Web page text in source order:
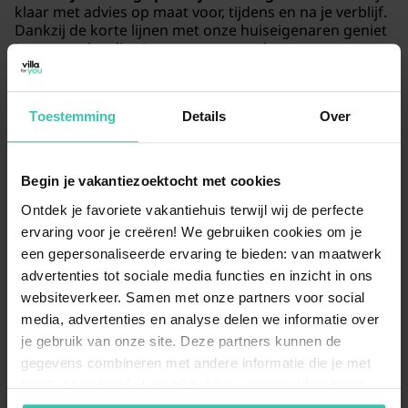
Toestemming Details Over
Begin je vakantiezoektocht met cookies
Ontdek je favoriete vakantiehuis terwijl wij de perfecte
ervaring voor je creëren! We gebruiken cookies om je
een gepersonaliseerde ervaring te bieden: van maatwerk
advertenties tot sociale media functies en inzicht in ons
websiteverkeer. Samen met onze partners voor social
media, advertenties en analyse delen we informatie over
je gebruik van onze site. Deze partners kunnen de
gegevens combineren met andere informatie die je met
hen hebt gedeeld of die zij hebben verzameld op basis
klaar met advies op maat voor, tijdens en na je verblijf.
Dankzij de korte lijnen met onze huiseigenaren geniet
je van een kwalitatieve en vertrouwde
vakantiebeleving.
Is het mogelijk om met een hond in een
Zeker, in veel van onze vakantiewoningen in Cadzand
zijnhonden van harte welkom, zodat je samen met je
trouwe viervoeter van het strand kunt genieten. We
raden aan om te filteren op een omheinde tuinvoor
extra veiligheid en comfort tijdens je verblijf. Zo beleef
je een zorgeloze tijd in deze hondvriendelijke regio van
Zeeuws-Vlaanderen.
voor een groot gezelschap in Cadzand?